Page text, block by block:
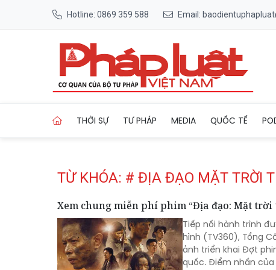
Hotline: 0869 359 588 Email:
THỜI SỰ TƯ PHÁP MEDIA QUỐC TẾ
TỪ KHÓA: # ĐỊA ĐẠO MẶT TRỜI
Xem chung miễn phí phim “Địa đạo: Mặt
Tiếp nối hành trình
hình (TV360), Tổng
ảnh triển khai Đợt
quốc. Điểm nhấn